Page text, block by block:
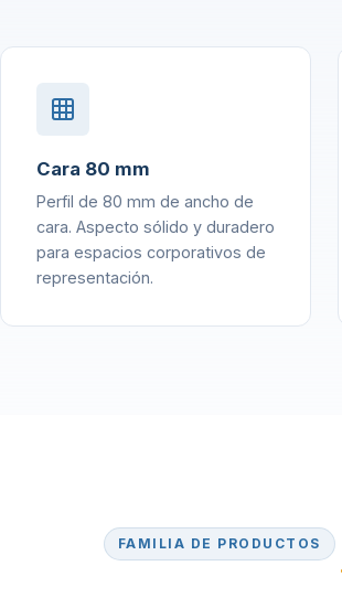
Cara 80 mm
Perfil de 80 mm de ancho de
cara. Aspecto sólido y duradero
para espacios corporativos de
representación.
FAMILIA DE PRODUCTOS